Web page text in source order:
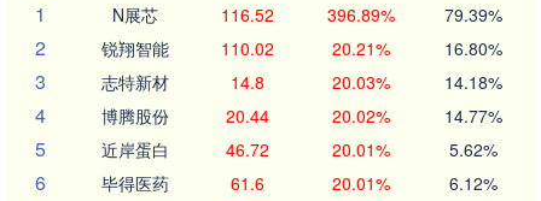
1
N展芯 116.52 396.89% 79.39%
2 锐翔智能 110.02 20.21% 16.80%
3 志特新材 14.8 20.03% 14.18%
4 博腾股份 20.44 20.02% 14.77%
5 近岸蛋白 46.72 20.01% 5.62%
6 毕得医药 61.6 20.01% 6.12%